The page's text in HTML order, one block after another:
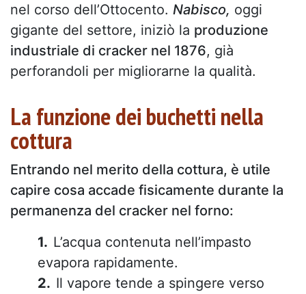
nel corso dell’Ottocento. Nabisco, oggi
gigante del settore, iniziò la produzione
industriale di cracker nel 1876, già
perforandoli per migliorarne la qualità.
La funzione dei buchetti nella
cottura
Entrando nel merito della cottura, è utile
capire cosa accade fisicamente durante la
permanenza del cracker nel forno:
L’acqua contenuta nell’impasto
evapora rapidamente.
Il vapore tende a spingere verso